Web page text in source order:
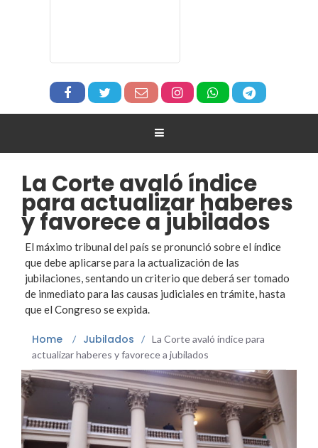
La Corte avaló índice
para actualizar haberes
y favorece a jubilados
El máximo tribunal del país se pronunció sobre el índice
que debe aplicarse para la actualización de las
jubilaciones, sentando un criterio que deberá ser tomado
de inmediato para las causas judiciales en trámite, hasta
que el Congreso se expida.
Home / Jubilados / La Corte avaló índice para
actualizar haberes y favorece a jubilados